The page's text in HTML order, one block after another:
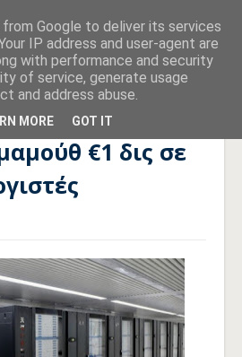
Eπένδυση μαμούθ €1 δις
€1 δις σε
Google to deliver its services
IP address and user-agent are
with performance and security
of service, generate usage
and address abuse.
MORE GOT IT